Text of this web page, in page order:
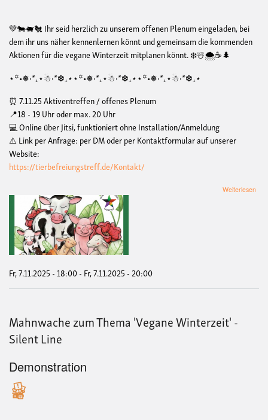
💚🐄🐖🐔 Ihr seid herzlich zu unserem offenen Plenum eingeladen, bei
dem ihr uns näher kennenlernen könnt und gemeinsam die kommenden
Aktionen für die vegane Winterzeit mitplanen könnt. ❄️☃️🌨️☕🌲
⋆꙳•❅‧*₊⋆☃︎‧*❆₊⋆⋆꙳•❅‧*₊⋆☃︎‧*❆₊⋆⋆꙳•❅‧*₊⋆☃︎‧*❆₊⋆
⏰ 7.11.25 Aktiventreffen / offenes Plenum
📍18 - 19 Uhr oder max. 20 Uhr
💻 Online über Jitsi, funktioniert ohne Installation/Anmeldung
⚠️ Link per Anfrage: per DM oder per Kontaktformular auf unserer
Website:
https://tierbefreiungstreff.de/Kontakt/
Weiterlesen
Fr, 7.11.2025 - 18:00- Fr, 7.11.2025 - 20:00
Mahnwache zum Thema 'Vegane Winterzeit' -
Silent Line
Demonstration